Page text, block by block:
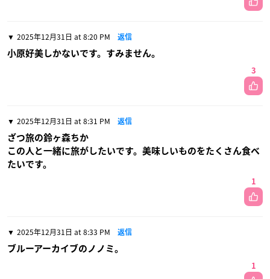
2025年12月31日 at 8:20 PM 返信
小原好美しかないです。すみません。
3
2025年12月31日 at 8:31 PM 返信
ざつ旅の鈴ヶ森ちか
この人と一緒に旅がしたいです。美味しいものをたくさん食べ
たいです。
1
2025年12月31日 at 8:33 PM 返信
ブルーアーカイブのノノミ。
1